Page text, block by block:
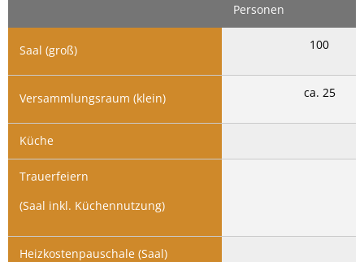
Personen
Saal (groß) 100
Versammlungsraum (klein) ca. 25
Küche
Trauerfeiern
(Saal inkl. Küchennutzung)
Heizkostenpauschale (Saal)